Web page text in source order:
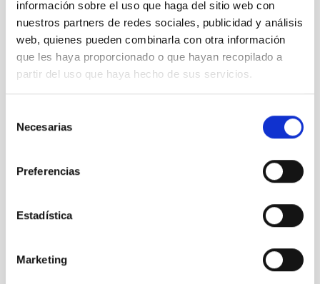
información sobre el uso que haga del sitio web con
nuestros partners de redes sociales, publicidad y análisis
web, quienes pueden combinarla con otra información
que les haya proporcionado o que hayan recopilado a
partir del uso que haya hecho de sus servicios.
Necesarias
Preferencias
Estadística
Marketing